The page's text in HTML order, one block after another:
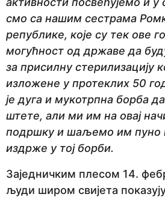
смо са нашим сестрама
републике, које су тек ове
могућност од државе да
за присилну стерилизацију
изложене у протеклих 50
је дуга и мукотрпна борба
штете, али ми им на овај
подршку и шаљемо им пуно
издрже у тој борби.
Заједничким плесом 14.
људи широм свијета